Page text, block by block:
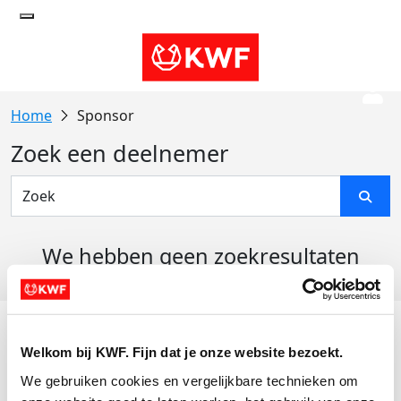
Welkom bij KWF. Fijn dat je onze website bezoekt.
We gebruiken cookies en vergelijkbare technieken om
Sponsor
Zoek een deelnemer
We hebben geen zoekresultaten
Actiematerialen
Evenementen